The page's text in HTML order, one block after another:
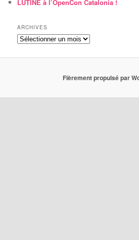
LUTINE à l’OpenCon Catalonia !
ARCHIVES
Archives
Fièrement propulsé par